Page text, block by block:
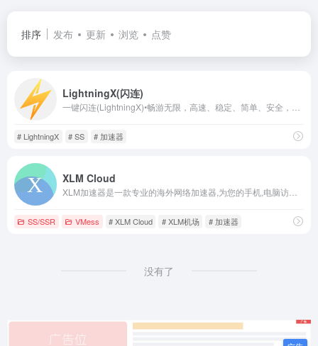
排序 发布 更新 浏览 点赞
LightningX(闪连)
# LightningX # SS # 加速器
XLM Cloud
SS/SSR VMess # XLM Cloud # XLM机场 # 加速器
没有了